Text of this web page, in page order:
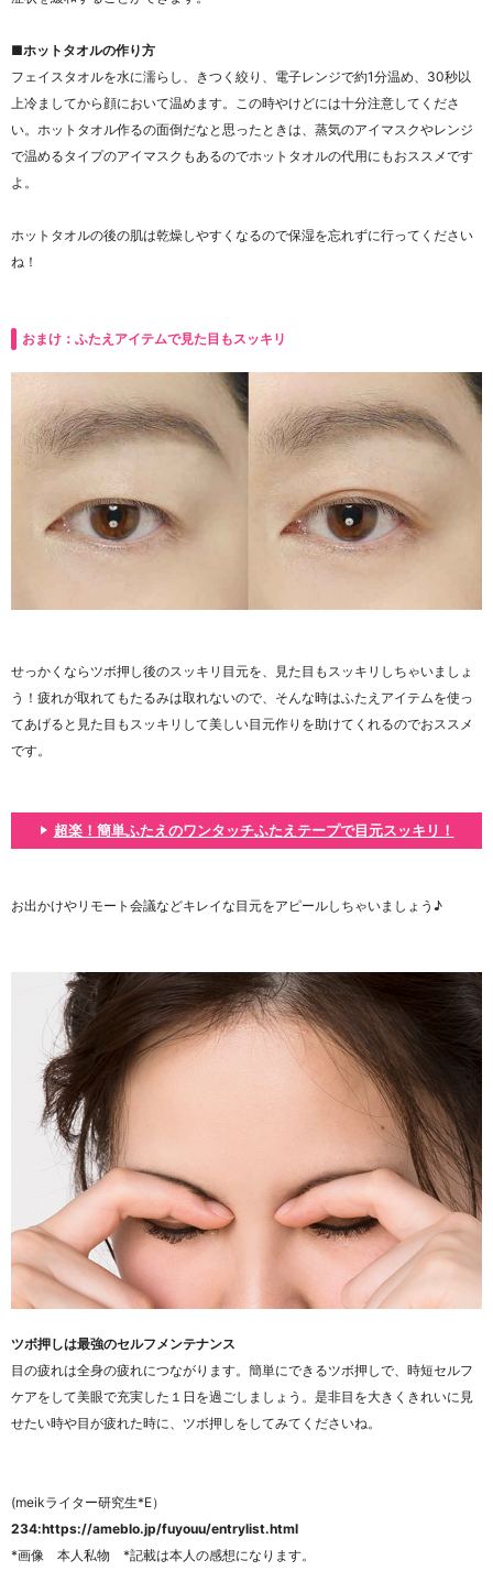
■ホットタオルの作り方
フェイスタオルを水に濡らし、きつく絞り、電子レンジで約1分温め、30秒以
上冷ましてから顔において温めます。この時やけどには十分注意してくださ
い。ホットタオル作るの面倒だなと思ったときは、蒸気のアイマスクやレンジ
で温めるタイプのアイマスクもあるのでホットタオルの代用にもおススメです
よ。
ホットタオルの後の肌は乾燥しやすくなるので保湿を忘れずに行ってください
ね！
おまけ：ふたえアイテムで見た目もスッキリ
せっかくならツボ押し後のスッキリ目元を、見た目もスッキリしちゃいましょ
う！疲れが取れてもたるみは取れないので、そんな時はふたえアイテムを使っ
てあげると見た目もスッキリして美しい目元作りを助けてくれるのでおススメ
です。
超楽！簡単ふたえのワンタッチふたえテープで目元スッキリ！
お出かけやリモート会議などキレイな目元をアピールしちゃいましょう♪
ツボ押しは最強のセルフメンテナンス
目の疲れは全身の疲れにつながります。簡単にできるツボ押しで、時短セルフ
ケアをして美眼で充実した１日を過ごしましょう。是非目を大きくきれいに見
せたい時や目が疲れた時に、ツボ押しをしてみてくださいね。
(meikライター研究生*E）
234:https://ameblo.jp/fuyouu/entrylist.html
*画像 本人私物 *記載は本人の感想になります。